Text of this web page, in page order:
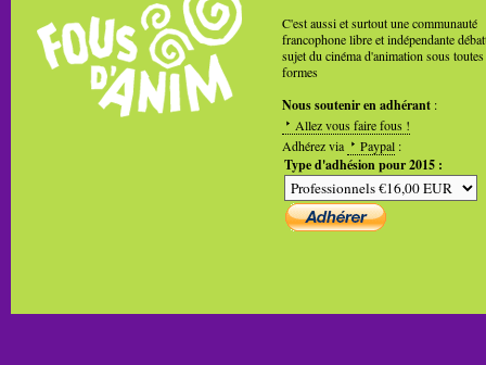
C'est aussi et surtout une communauté
francophone libre et indépendante
sujet du cinéma d'animation sous toutes
formes
Nous soutenir en adhérant :
Allez vous faire fous !
Adhérez via
Paypal :
Type d'adhésion pour 2015 :